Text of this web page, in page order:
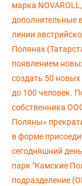
марка
дополнительные
линии
Полянах
появлением
создать 50 новых
до 100 человек.
собственника
Поляны»
в форме
сегодняшний
парк "Камские
подразделение